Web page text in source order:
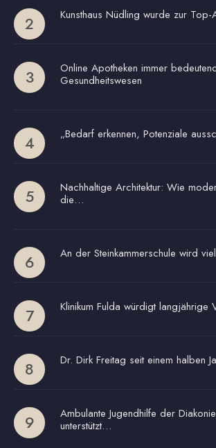
Kunsthaus Nüdling wurde zur
Online Apotheken immer
Gesundheitswesen
„Bedarf erkennen, Potenziale
Nachhaltige Architektur: Wie
die…
An der Steinkammerschule wird
Klinikum Fulda würdigt langjährige
Dr. Dirk Freitag seit einem halben
Ambulante Jugendhilfe der
unterstützt…